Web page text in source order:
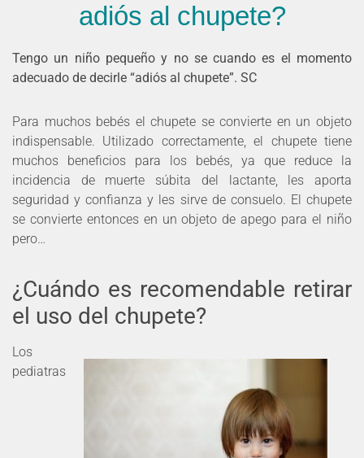
adiós al chupete?
Tengo un niño pequeño y no se cuando es el momento
adecuado de decirle “adiós al chupete”. SC
Para muchos bebés el chupete se convierte en un objeto
indispensable. Utilizado correctamente, el chupete tiene
muchos beneficios para los bebés, ya que reduce la
incidencia de muerte súbita del lactante, les aporta
seguridad y confianza y les sirve de consuelo. El chupete
se convierte entonces en un objeto de apego para el niño
pero…
¿Cuándo es recomendable retirar
el uso del chupete?
Los
pediatras